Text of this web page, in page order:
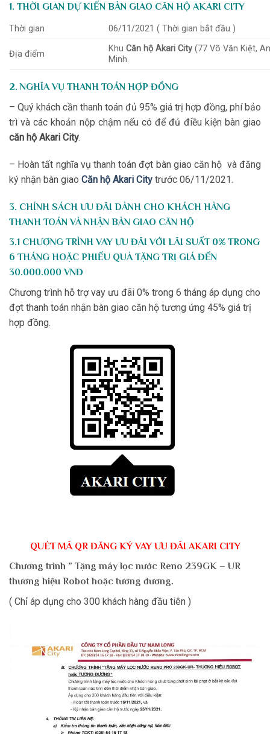
1. THỜI GIAN DỰ KIẾN BÀN GIAO CĂN HỘ AKARI CITY
Thời gian 06/11/2021 ( Thời gian bắt đầu )
Địa điểm
KhuCăn hộ Akari City (77 Võ Văn Kiệt,
Minh.
2. NGHĨA VỤ THANH TOÁN HỢP ĐỒNG
– Quý khách cần thanh toán đủ 95% giá trị hợp đồng, phí bảo
trì và các khoản nộp chậm nếu có để đủ điều kiện bàn giao
căn hộ Akari City.
– Hoàn tất nghĩa vụ thanh toán đợt bàn giao căn hộ và đăng
ký nhận bàn giao Căn hộ Akari City trước 06/11/2021.
3. CHÍNH SÁCH ƯU ĐÃI DÀNH CHO KHÁCH HÀNG
THANH TOÁN VÀ NHẬN BÀN GIAO CĂN HỘ
3.1 CHƯƠNG TRÌNH VAY ƯU ĐÃI VỚI LÃI SUẤT 0% TRONG
6 THÁNG HOẶC PHIẾU QUÀ TẶNG TRỊ GIÁ ĐẾN
30.000.000 VNĐ
Chương trình hỗ trợ vay ưu đãi 0% trong 6 tháng áp dụng cho
đợt thanh toán nhận bàn giao căn hộ tương ứng 45% giá trị
hợp đồng.
QUÉT MÃ QR ĐĂNG KÝ VAY ƯU ĐÃI AKARI CITY
Chương trình ” Tặng máy lọc nước Reno 239GK – UR
thương hiệu Robot hoặc tương đương.
( Chỉ áp dụng cho 300 khách hàng đầu tiên )